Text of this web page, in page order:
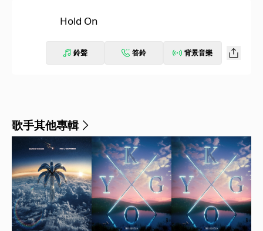
Hold On
鈴聲 答鈴 背景音樂
歌手其他專輯